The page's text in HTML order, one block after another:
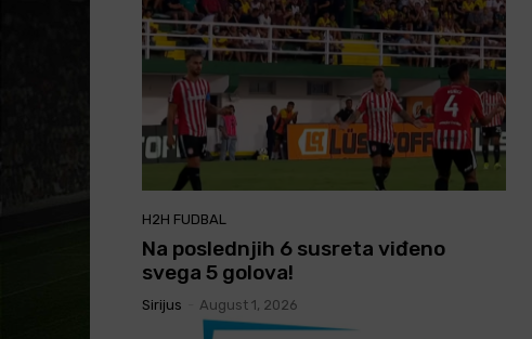
H2H FUDBAL
Na poslednjih 6 susreta viđeno
svega 5 golova!
Sirijus August 1, 2026